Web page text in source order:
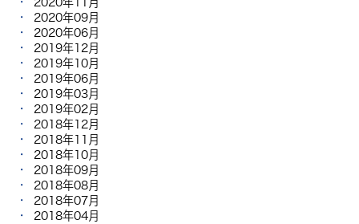
2020年09月
2020年06月
2019年12月
2019年10月
2019年06月
2019年03月
2019年02月
2018年12月
2018年11月
2018年10月
2018年09月
2018年08月
2018年07月
2018年04月